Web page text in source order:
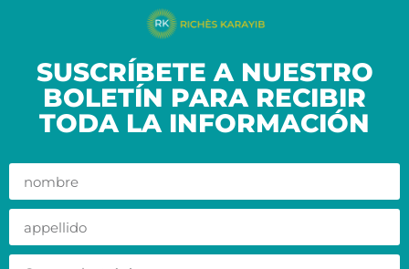
SUSCRÍBETE A NUESTRO
BOLETÍN PARA RECIBIR
TODA LA INFORMACIÓN